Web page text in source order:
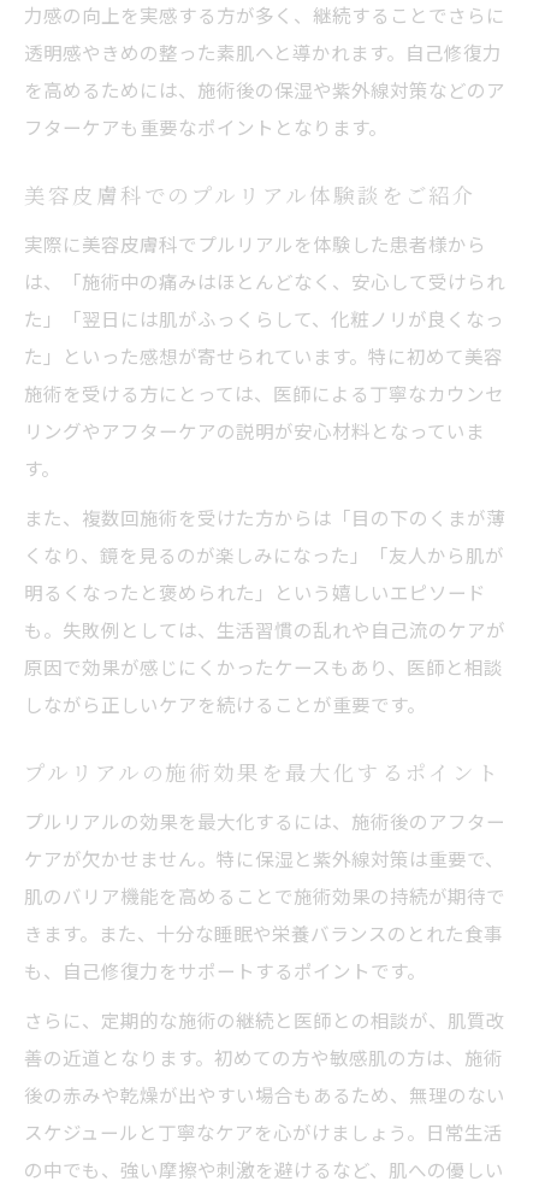
力感の向上を実感する方が多く、継続することでさらに
透明感やきめの整った素肌へと導かれます。自己修復力
を高めるためには、施術後の保湿や紫外線対策などのア
フターケアも重要なポイントとなります。
美容皮膚科でのプルリアル体験談をご紹介
実際に美容皮膚科でプルリアルを体験した患者様から
は、「施術中の痛みはほとんどなく、安心して受けられ
た」「翌日には肌がふっくらして、化粧ノリが良くなっ
た」といった感想が寄せられています。特に初めて美容
施術を受ける方にとっては、医師による丁寧なカウンセ
リングやアフターケアの説明が安心材料となっていま
す。
また、複数回施術を受けた方からは「目の下のくまが薄
くなり、鏡を見るのが楽しみになった」「友人から肌が
明るくなったと褒められた」という嬉しいエピソード
も。失敗例としては、生活習慣の乱れや自己流のケアが
原因で効果が感じにくかったケースもあり、医師と相談
しながら正しいケアを続けることが重要です。
プルリアルの施術効果を最大化するポイント
プルリアルの効果を最大化するには、施術後のアフター
ケアが欠かせません。特に保湿と紫外線対策は重要で、
肌のバリア機能を高めることで施術効果の持続が期待で
きます。また、十分な睡眠や栄養バランスのとれた食事
も、自己修復力をサポートするポイントです。
さらに、定期的な施術の継続と医師との相談が、肌質改
善の近道となります。初めての方や敏感肌の方は、施術
後の赤みや乾燥が出やすい場合もあるため、無理のない
スケジュールと丁寧なケアを心がけましょう。日常生活
の中でも、強い摩擦や刺激を避けるなど、肌への優しい